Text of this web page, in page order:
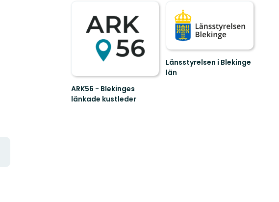
ARK56 - Blekinges
länkade kustleder
Länsstyrelsen i Blekinge
län